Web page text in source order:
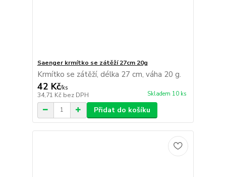
Saenger krmítko se zátěží 27cm 20g
Krmítko se zátěží, délka 27 cm, váha 20 g.
42 Kč/ks
34,71 Kč bez DPH Skladem 10 ks
Přidat do košíku